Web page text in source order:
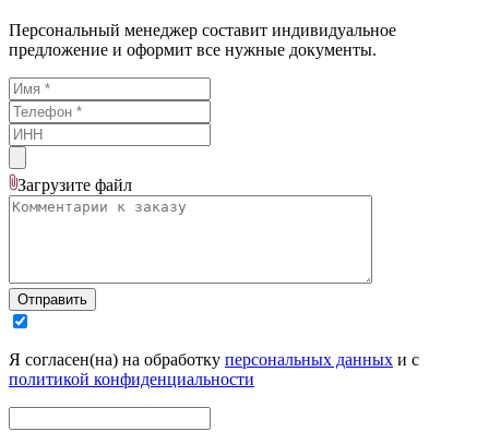
Персональный менеджер составит индивидуальное
предложение и оформит все нужные документы.
Загрузите файл
Отправить
Я согласен(на) на обработку персональных данных и с
политикой конфиденциальности